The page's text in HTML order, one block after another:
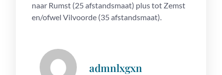
naar Rumst (25 afstandsmaat) plus tot Zemst
en/ofwel Vilvoorde (35 afstandsmaat).
admnlxgxn